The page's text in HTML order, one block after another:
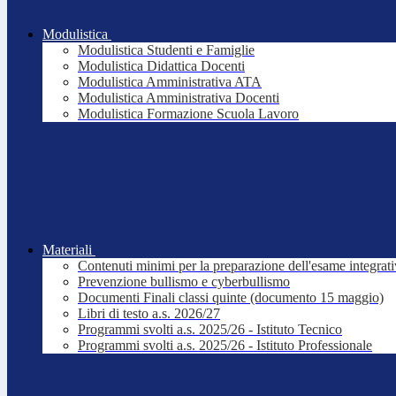
Modulistica
Modulistica Studenti e Famiglie
Modulistica Didattica Docenti
Modulistica Amministrativa ATA
Modulistica Amministrativa Docenti
Modulistica Formazione Scuola Lavoro
Materiali
Contenuti minimi per la preparazione dell'esame
Prevenzione bullismo e cyberbullismo
Documenti Finali classi quinte (documento 15 maggio)
Libri di testo a.s. 2026/27
Programmi svolti a.s. 2025/26 - Istituto Tecnico
Programmi svolti a.s. 2025/26 - Istituto Professionale